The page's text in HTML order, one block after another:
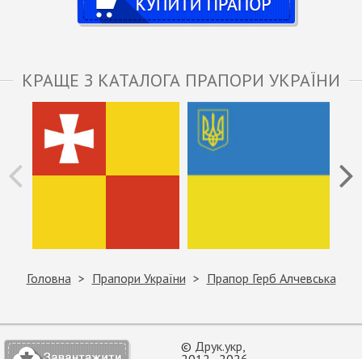
КРАЩЕ З КАТАЛОГА ПРАПОРИ УКРАЇНИ
Головна Прапори України Прапор Герб Алчевська
© Друк.укр